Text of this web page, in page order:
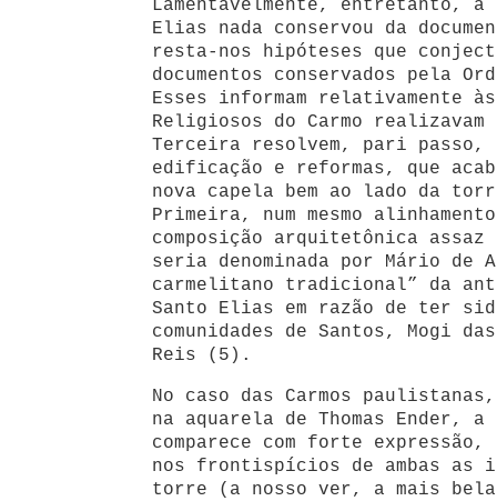
Lamentavelmente, entretanto,
Elias nada conservou da
resta-nos hipóteses que
documentos conservados pela
Esses informam relativamente
Religiosos do Carmo realizavam
Terceira resolvem, pari
edificação e reformas, que
nova capela bem ao lado da
Primeira, num mesmo
composição arquitetônica
seria denominada por Mário de
carmelitano tradicional” da
Santo Elias em razão de ter
comunidades de Santos, Mogi
Reis (5).
No caso das Carmos
na aquarela de Thomas Ender,
comparece com forte expressão,
nos frontispícios de ambas as
torre (a nosso ver, a mais